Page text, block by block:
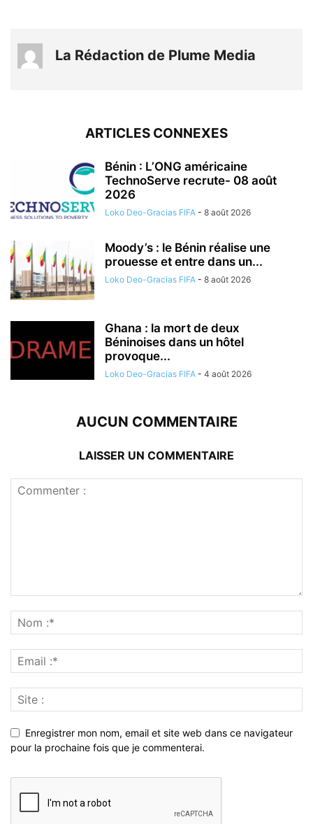
La Rédaction de Plume Media
ARTICLES CONNEXES
Bénin : L’ONG américaine
TechnoServe recrute- 08 août
2026
Loko Deo-Gracias FIFA - 8 août 2026
Moody’s : le Bénin réalise une
prouesse et entre dans un...
Loko Deo-Gracias FIFA - 8 août 2026
Ghana : la mort de deux
Béninoises dans un hôtel
provoque...
Loko Deo-Gracias FIFA - 4 août 2026
AUCUN COMMENTAIRE
LAISSER UN COMMENTAIRE
Enregistrer mon nom, email et site web dans ce navigateur
pour la prochaine fois que je commenterai.